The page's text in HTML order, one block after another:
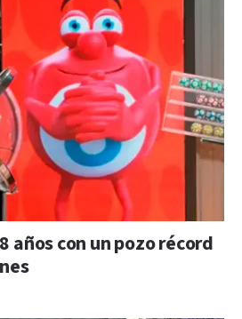
años con un pozo récord